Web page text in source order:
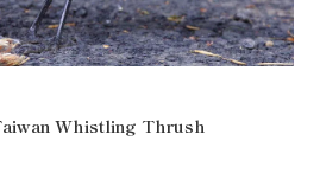
Whistling Thrush